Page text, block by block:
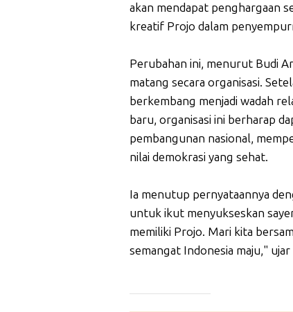
akan mendapat penghargaan
kreatif Projo dalam
Perubahan ini, menurut Budi
matang secara organisasi.
berkembang menjadi wadah
baru, organisasi ini berharap
pembangunan nasional,
nilai demokrasi yang sehat.
Ia menutup pernyataannya
untuk ikut menyukseskan
memiliki Projo. Mari kita
semangat Indonesia maju," ujar